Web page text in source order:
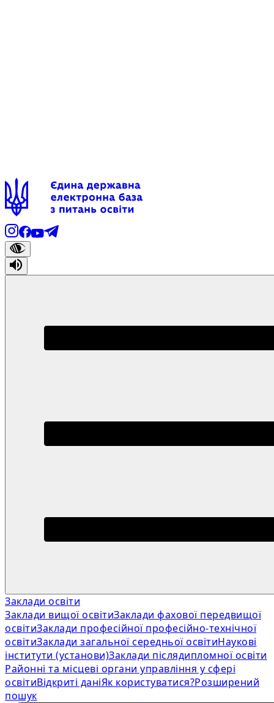
Заклади освіти
Заклади вищої освітиЗаклади фахової передвищої
освітиЗаклади професійної професійно-технічної
освітиЗаклади загальної середньої освітиНаукові
інститути (установи)Заклади післядипломної освіти
Районні та місцеві органи управління у сфері
освітиВідкриті даніЯк користуватися?Розширений
пошук